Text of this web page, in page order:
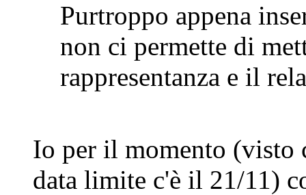
Purtroppo appena
non ci permette di
rappresentanza e il
Io per il momento (visto
data limite c'è il 21/11)